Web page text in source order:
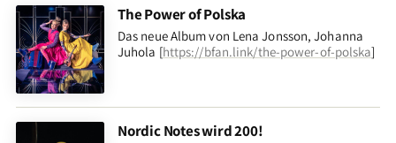
The Power of Polska
Das neue Album von Lena Jonsson, Johanna
Juhola [https://bfan.link/the-power-of-polska]
Nordic Notes wird 200!